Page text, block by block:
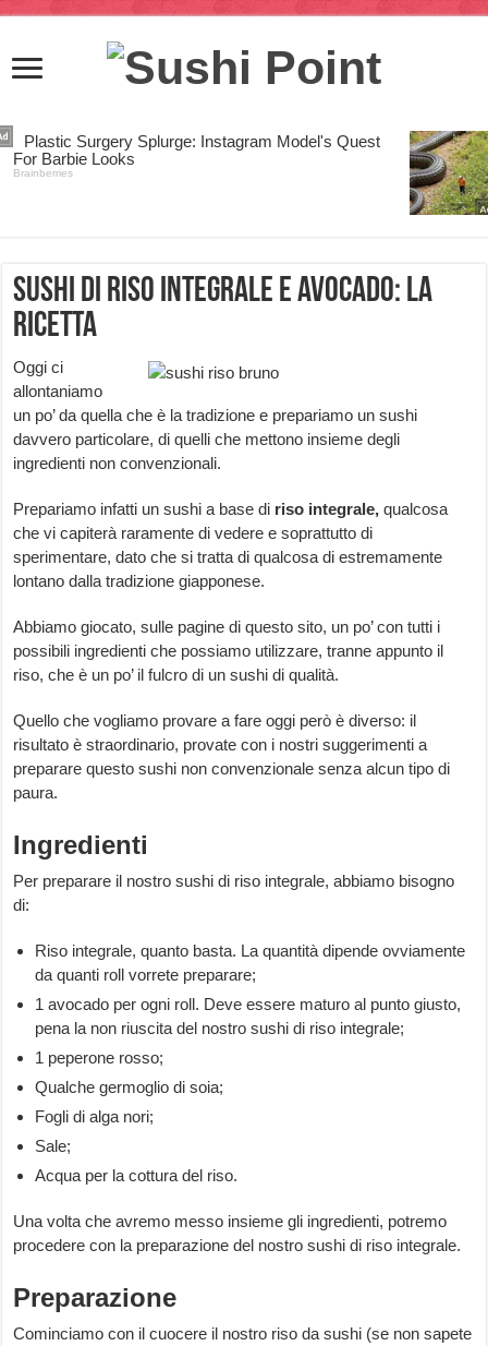
Sushi di riso integrale e avocado: la
ricetta
Oggi ci
allontaniamo
un po’ da quella che è la tradizione e prepariamo un sushi
davvero particolare, di quelli che mettono insieme degli
ingredienti non convenzionali.
Prepariamo infatti un sushi a base di riso integrale, qualcosa
che vi capiterà raramente di vedere e soprattutto di
sperimentare, dato che si tratta di qualcosa di estremamente
lontano dalla tradizione giapponese.
Abbiamo giocato, sulle pagine di questo sito, un po’ con tutti i
possibili ingredienti che possiamo utilizzare, tranne appunto il
riso, che è un po’ il fulcro di un sushi di qualità.
Quello che vogliamo provare a fare oggi però è diverso: il
risultato è straordinario, provate con i nostri suggerimenti a
preparare questo sushi non convenzionale senza alcun tipo di
paura.
Ingredienti
Per preparare il nostro sushi di riso integrale, abbiamo bisogno
di:
Riso integrale, quanto basta. La quantità dipende ovviamente
da quanti roll vorrete preparare;
1 avocado per ogni roll. Deve essere maturo al punto giusto,
pena la non riuscita del nostro sushi di riso integrale;
1 peperone rosso;
Qualche germoglio di soia;
Fogli di alga nori;
Sale;
Acqua per la cottura del riso.
Una volta che avremo messo insieme gli ingredienti, potremo
procedere con la preparazione del nostro sushi di riso integrale.
Preparazione
Cominciamo con il cuocere il nostro riso da sushi (se non sapete